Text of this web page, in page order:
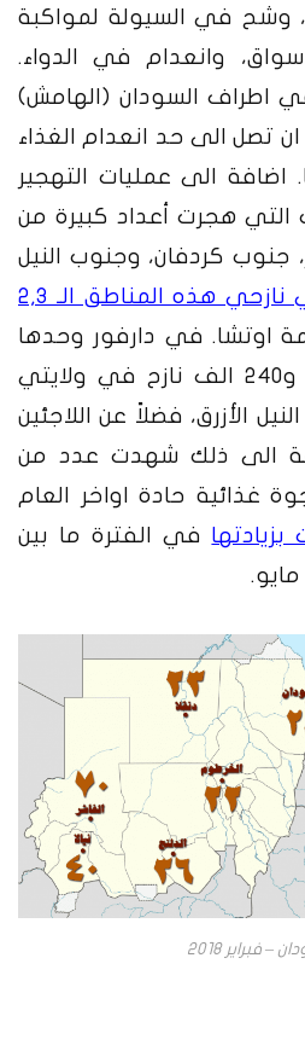
وشح في السيولة لمواكبة
وانعدام في الدواء.
اطراف السودان (الهامش)
تصل الى حد انعدام الغذاء
اضافة الى عمليات التهجير
التي هجرت أعداد كبيرة من
جنوب كردفان، وجنوب النيل
بلغ اجمالي نازحي هذه المناطق الـ 2,3
اوتشا. في دارفور وحدها
هنالك 2,1 مليون نازح و240 الف نازح في ولايتي
الأزرق، فضلاً عن اللاجئين
الى ذلك شهدت عدد من
غذائية حادة اواخر العام
في الفترة ما بين
مايو.
فبراير 2018